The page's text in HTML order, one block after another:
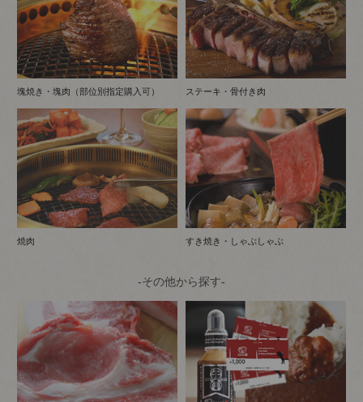
塊焼き・塊肉（部位別指定購入可） ステーキ・骨付き肉
焼肉 すき焼き・しゃぶしゃぶ
-その他から探す-